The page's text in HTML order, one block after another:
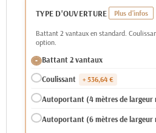
TYPE D'OUVERTURE
Battant 2 vantaux en standard.
option.
Battant 2 vantaux
Coulissant
+ 536,64 €
Autoportant (4 mètres de largeur
Autoportant (6 mètres de largeur